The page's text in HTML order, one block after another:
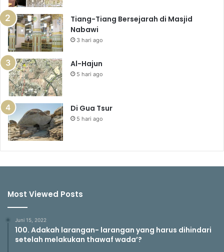
Tiang-Tiang Bersejarah di Masjid
Nabawi
3 hari ago
Al-Hajun
5 hari ago
Di Gua Tsur
5 hari ago
Most Viewed Posts
Juni 15, 2022
100. Adakah larangan- larangan yang harus dihindari
setelah melakukan thawaf wada’?